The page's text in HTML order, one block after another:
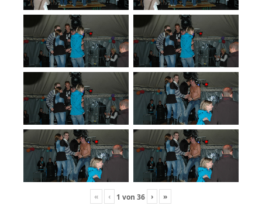
« ‹ 1 von36 › »